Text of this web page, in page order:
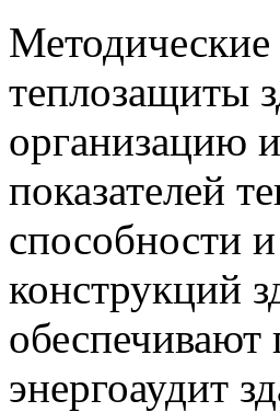
теплозащиты
организацию
показателей
способности
конструкций
обеспечивают
энергоаудит